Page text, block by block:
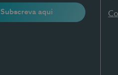
Subscreva aqui